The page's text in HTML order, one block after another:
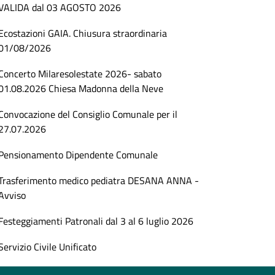
dal 03 AGOSTO 2026
GAIA. Chiusura straordinaria
08/2026
Milaresolestate 2026- sabato
Chiesa Madonna della Neve
del Consiglio Comunale per il
Dipendente Comunale
medico pediatra DESANA ANNA -
Patronali dal 3 al 6 luglio 2026
Civile Unificato